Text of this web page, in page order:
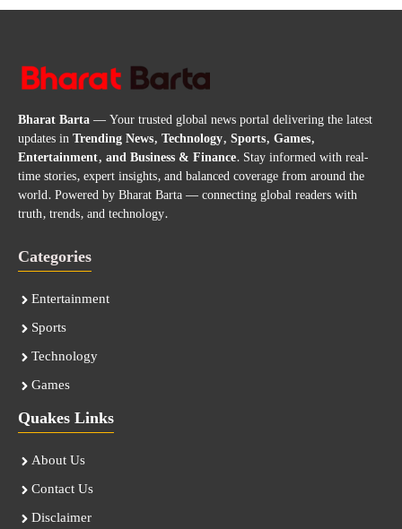
Bharat Barta— Your trusted global news portal delivering the latest
updates inTrending News, Technology, Sports, Games,
Entertainment, and Business & Finance. Stay informed with real-
time stories, expert insights, and balanced coverage from around the
world. Powered by Bharat Barta — connecting global readers with
truth, trends, and technology.
Categories
Entertainment
Sports
Technology
Games
Quakes Links
About Us
Contact Us
Disclaimer